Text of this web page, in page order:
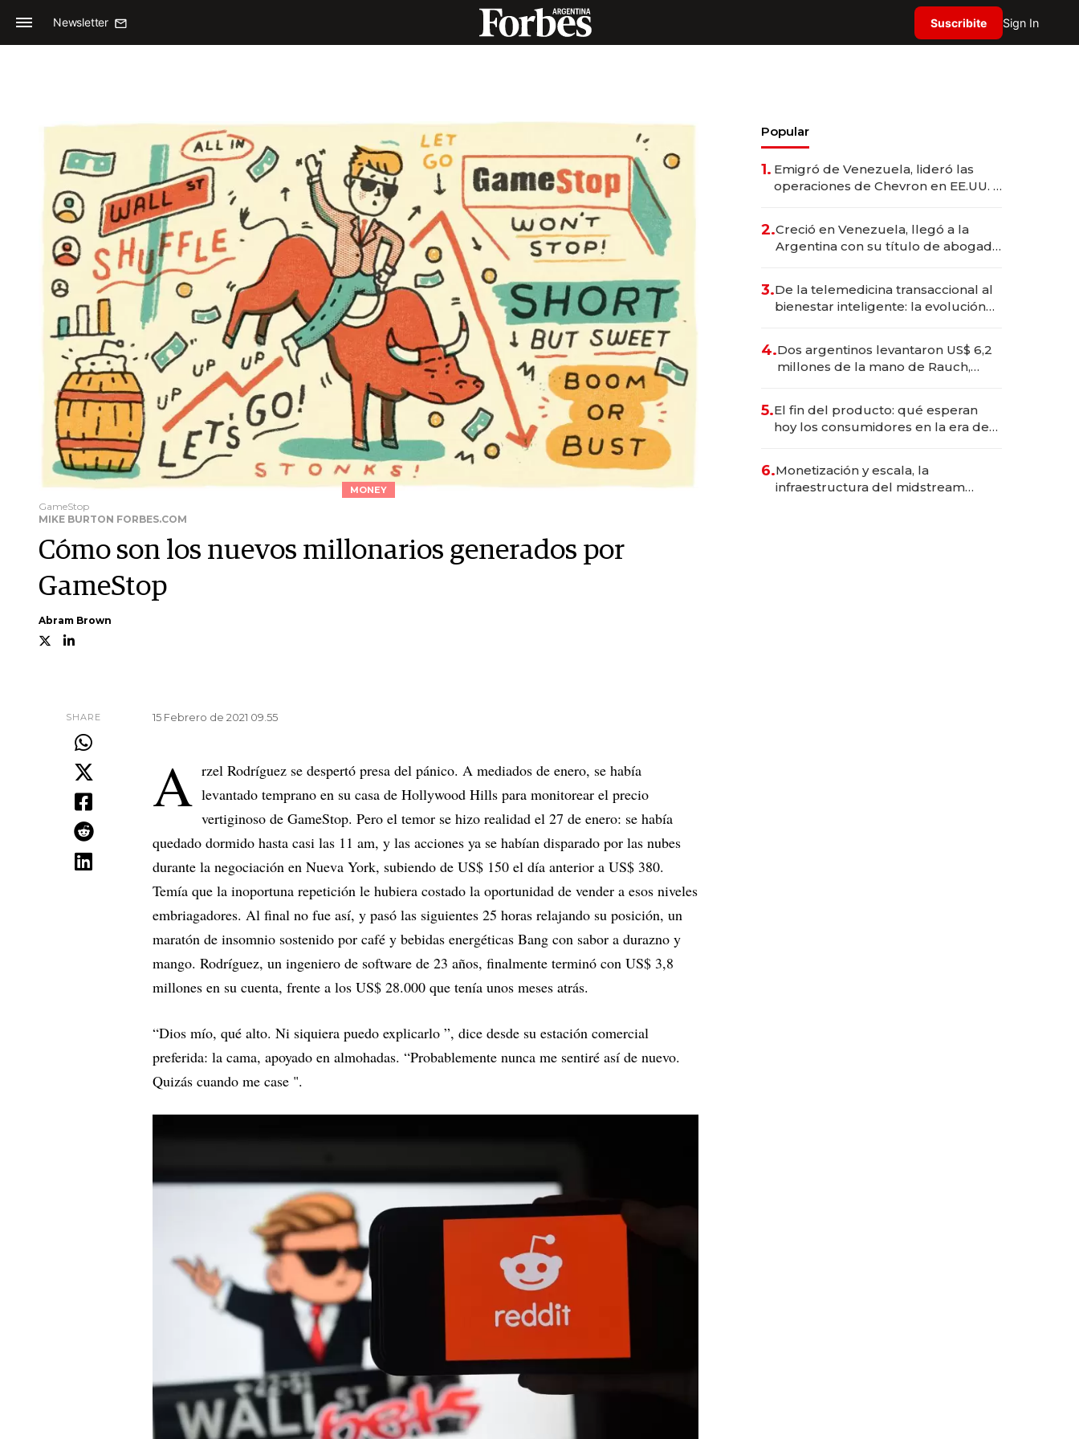
Newsletter Suscribite Sign In
MONEY
GameStop
MIKE BURTON FORBES.COM
Cómo son los nuevos millonarios generados por
GameStop
Abram Brown
SHARE 15 Febrero de 2021 09.55
A rzel Rodríguez se despertó presa del pánico. A mediados de enero, se había
levantado temprano en su casa de Hollywood Hills para monitorear el precio
vertiginoso de GameStop. Pero el temor se hizo realidad el 27 de enero: se había
quedado dormido hasta casi las 11 am, y las acciones ya se habían disparado por las nubes
durante la negociación en Nueva York, subiendo de US$ 150 el día anterior a US$ 380.
Temía que la inoportuna repetición le hubiera costado la oportunidad de vender a esos niveles
embriagadores. Al final no fue así, y pasó las siguientes 25 horas relajando su posición, un
maratón de insomnio sostenido por café y bebidas energéticas Bang con sabor a durazno y
mango. Rodríguez, un ingeniero de software de 23 años, finalmente terminó con US$ 3,8
millones en su cuenta, frente a los US$ 28.000 que tenía unos meses atrás.
“Dios mío, qué alto. Ni siquiera puedo explicarlo ”, dice desde su estación comercial
preferida: la cama, apoyado en almohadas. “Probablemente nunca me sentiré así de nuevo.
Quizás cuando me case ".
Popular
1. Emigró de Venezuela, lideró las
operaciones de Chevron en EE.UU. y
2.Creció en Venezuela, llegó a la
Argentina con su título de abogado
marcas "fast premium"
3.De la telemedicina transaccional al
bienestar inteligente: la evolución
4.Dos argentinos levantaron US$ 6,2
millones de la mano de Rauch,
5.El fin del producto: qué esperan
hoy los consumidores en la era de
6.Monetización y escala, la
infraestructura del midstream